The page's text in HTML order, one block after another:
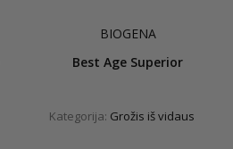
BIOGENA
Best Age Superior
Kategorija: Grožis iš vidaus